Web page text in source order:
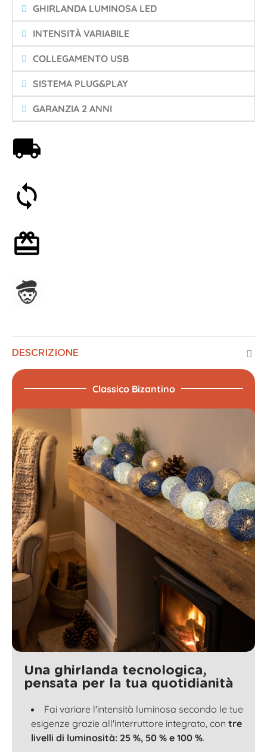
GHIRLANDA LUMINOSA LED
INTENSITÀ VARIABILE
COLLEGAMENTO USB
SISTEMA PLUG&PLAY
GARANZIA 2 ANNI
DESCRIZIONE
Classico Bizantino
Una ghirlanda tecnologica,
pensata per la tua quotidianità
Fai variare l'intensità luminosa secondo le tue
esigenze grazie all'interruttore integrato, con tre
livelli di luminosità: 25 %, 50 % e 100 %.